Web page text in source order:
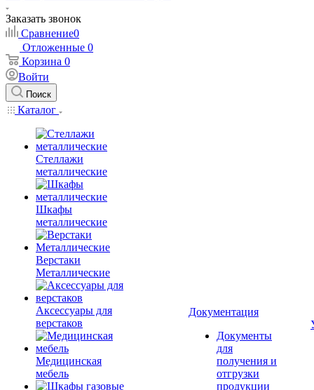
Заказать звонок
Сравнение0
Отложенные 0
Корзина 0
Войти
Поиск
Каталог
Стеллажи
металлические
Шкафы
металлические
Верстаки
Металлические
Аксессуары для
верстаков
Медицинская
мебель
Документация
Документы
для
получения и
отгрузки
продукции